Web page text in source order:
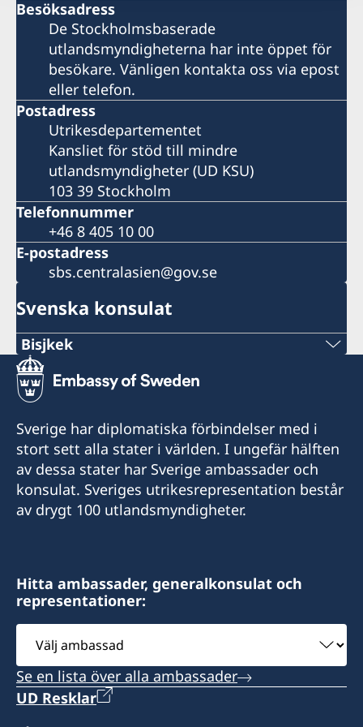
Besöksadress
De Stockholmsbaserade
utlandsmyndigheterna har inte öppet för
besökare. Vänligen kontakta oss via epost
eller telefon.
Postadress
Utrikesdepartementet
Kansliet för stöd till mindre
utlandsmyndigheter (UD KSU)
103 39 Stockholm
Telefonnummer
+46 8 405 10 00
E-postadress
sbs.centralasien@gov.se
Svenska konsulat
Bisjkek
Tel.
+996 312 627010; 627008
Mobile
+996 775 583002
E-mail
E-mail (alternative)
Honorärkonsul
Nourlan U Mamyrov
Sverige har diplomatiska förbindelser med i
stort sett alla stater i världen. I ungefär hälften
av dessa stater har Sverige ambassader och
konsulat. Sveriges utrikesrepresentation består
av drygt 100 utlandsmyndigheter.
Hitta ambassader, generalkonsulat och
representationer:
Välj
ambassad
Se en lista över alla ambassader
UD Resklar